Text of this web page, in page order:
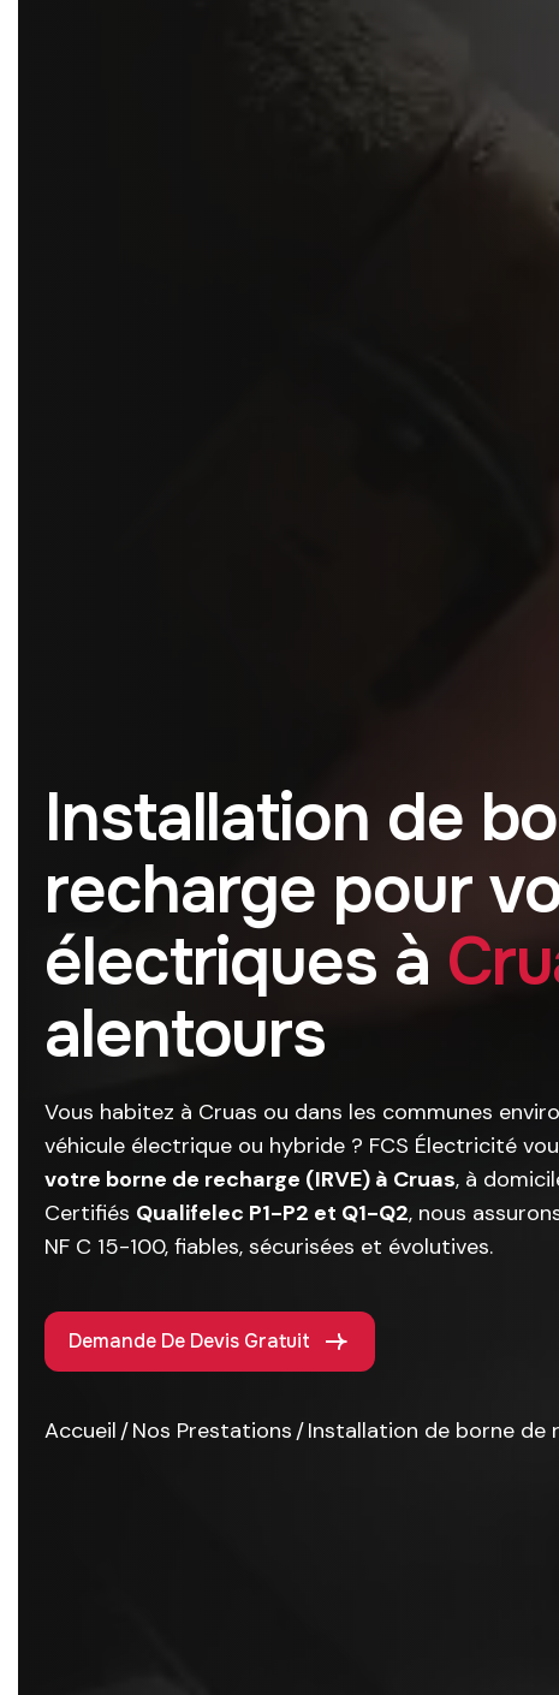
Installation de bo
recharge pour v
électriques à Cru
alentours
Vous habitez à Cruas ou dans les communes
véhicule électrique ou hybride ? FCS Électricité
votre borne de recharge (IRVE) à Cruas, à
Certifiés Qualifelec P1-P2 et Q1-Q2, nous
NF C 15-100, fiables, sécurisées et évolutives.
Demande De Devis Gratuit
Accueil Nos Prestations Installation de borne de